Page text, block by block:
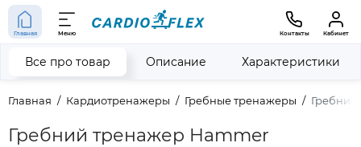
Главная Меню Контакты Кабинет
Главная Кардиотренажеры Гребные тренажеры Гребний
Гребний тренажер Hammer
Все про товар Описание Характеристики